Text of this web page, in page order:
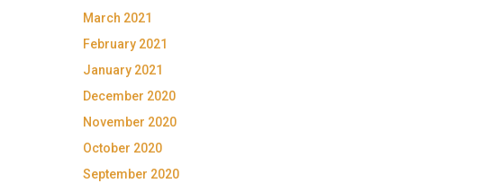
March 2021
February 2021
January 2021
December 2020
November 2020
October 2020
September 2020